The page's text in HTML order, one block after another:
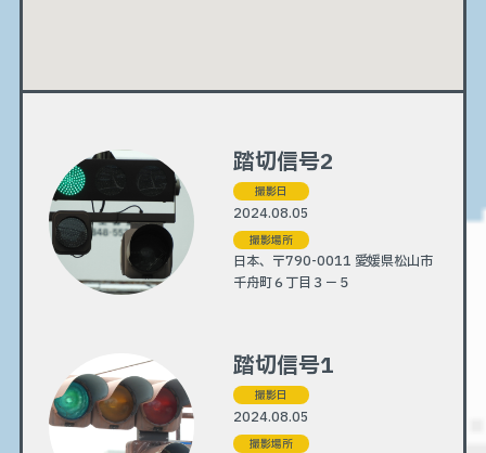
踏切信号2
撮影日
2024.08.05
撮影場所
日本、〒790-0011 愛媛県松山市
千舟町６丁目３−５
踏切信号1
撮影日
2024.08.05
撮影場所